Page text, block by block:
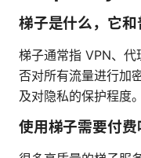
梯子是什么，它和
梯子通常指 VPN、代
否对所有流量进行加
及对隐私的保护程度。
使用梯子需要付费